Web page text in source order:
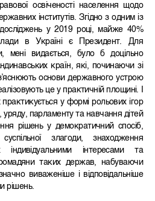
освіченості населення щодо
інститутів. Згідно з одним із
досліджень у 2019 році, майже 40%
в Україні є Президент. Для
мені видається, було б доцільно
країн, які, починаючи зі
основи державного устрою
це у практичній площині. І
у формі рольових ігор
уряду, парламенту та навчання дітей
рішень у демократичний спосіб,
злагоди, знаходження
інтересами та
таких держав, набуваючи
виваженіше і відповідальніше
рішень.